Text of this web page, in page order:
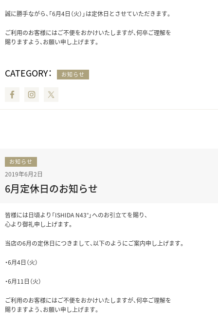
誠に勝手ながら、「6月4日（火）」は定休日とさせていただきます。
ご利用のお客様にはご不便をおかけいたしますが、何卒ご理解を
賜りますよう、お願い申し上げます。
CATEGORY： お知らせ
FacebookInstagram
お知らせ
2019年6月2日
6月定休日のお知らせ
皆様には日頃より「ISHIDA N43°」へのお引立てを賜り、
心より御礼申し上げます。
当店の6月の定休日につきまして、以下のようにご案内申し上げます。
・6月4日（火）
・6月11日（火）
ご利用のお客様にはご不便をおかけいたしますが、何卒ご理解を
賜りますよう、お願い申し上げます。